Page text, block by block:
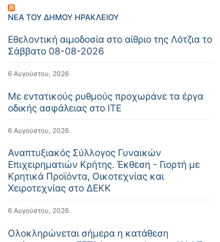
ΝΈΑ ΤΟΥ ΔΉΜΟΥ ΗΡΑΚΛΕΊΟΥ
Εθελοντική αιμοδοσία στο αίθριο της Λότζια το
Σάββατο 08-08-2026
6 Αυγούστου, 2026
Με εντατικούς ρυθμούς προχωράνε τα έργα
οδικής ασφάλειας στο ΙΤΕ
6 Αυγούστου, 2026
Αναπτυξιακός Σύλλογος Γυναικών
Επιχειρηματιών Κρήτης. Έκθεση - Γιορτή με
Κρητικά Προϊόντα, Οικοτεχνίας και
Χειροτεχνίας στο ΔΕΚΚ
6 Αυγούστου, 2026
Ολοκληρώνεται σήμερα η κατάθεση